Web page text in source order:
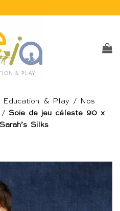
Education & Play/
Nos
/ Soie de jeu céleste 90 x
Silks